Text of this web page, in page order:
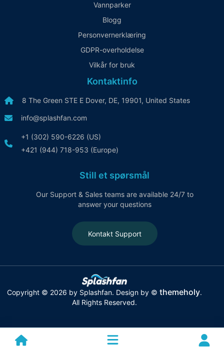
Vannparker
Blogg
Personvernerklæring
GDPR-overholdelse
Vilkår for bruk
Kontaktinfo
8 The Green STE E Dover, DE, 19901, United States
info@splashfan.com
+1 (302) 590-6226 (US)
+421 (944) 718-953 (Europe)
Still et spørsmål
Our Support & Sales teams are available 24/7 to
answer your questions
Kontakt Support
Copyright © 2026 by Splashfan. Design by © themeholy.
All Rights Reserved.